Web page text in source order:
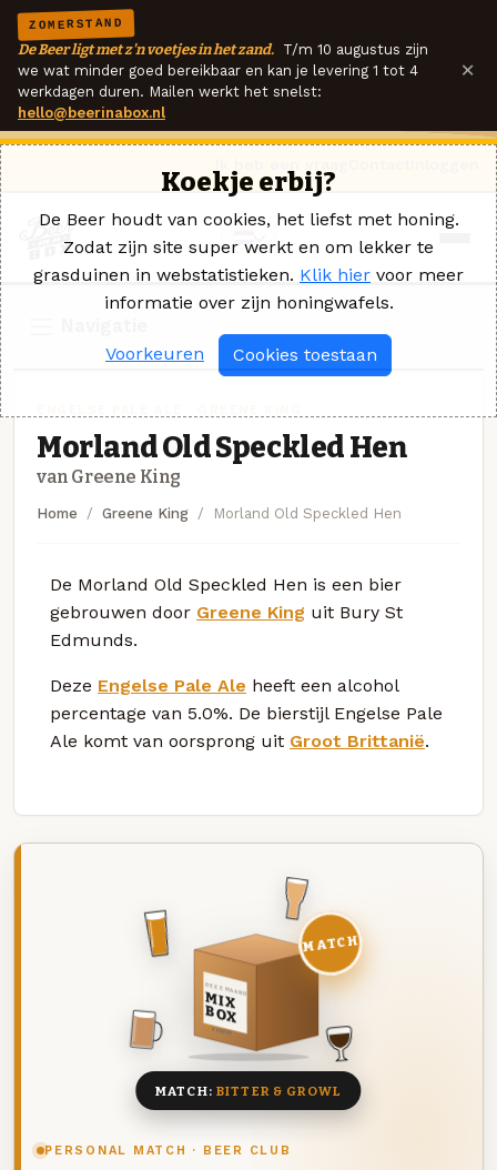
ZOMERSTAND
De Beer ligt met z'n voetjes in het zand. T/m 10 augustus zijn
we wat minder goed bereikbaar en kan je levering 1 tot 4
werkdagen duren. Mailen werkt het snelst:
hello@beerinabox.nl
×
Morland Old Speckled Hen
van Greene King
Home Greene King Morland Old Speckled Hen
De Morland Old Speckled Hen is een bier
gebrouwen door Greene King uit Bury St
Edmunds.
Deze Engelse Pale Ale heeft een alcohol
percentage van 5.0%. De bierstijl Engelse Pale
Ale komt van oorsprong uit Groot Brittanië.
PERSONAL MATCH · BEER CLUB
DEZE MAAND
MIX
BOX
8 BIEREN
MATCH
MATCH: BITTER & GROWL
Koekje erbij?
De Beer houdt van cookies, het liefst met honing.
Zodat zijn site super werkt en om lekker te
grasduinen in webstatistieken. Klik hier voor meer
informatie over zijn honingwafels.
Voorkeuren Cookies toestaan